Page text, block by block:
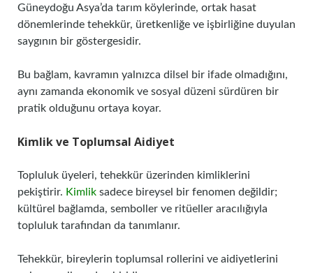
Güneydoğu Asya’da tarım köylerinde, ortak hasat
dönemlerinde tehekkür, üretkenliğe ve işbirliğine duyulan
saygının bir göstergesidir.
Bu bağlam, kavramın yalnızca dilsel bir ifade olmadığını,
aynı zamanda ekonomik ve sosyal düzeni sürdüren bir
pratik olduğunu ortaya koyar.
Kimlik ve Toplumsal Aidiyet
Topluluk üyeleri, tehekkür üzerinden kimliklerini
pekiştirir. Kimlik sadece bireysel bir fenomen değildir;
kültürel bağlamda, semboller ve ritüeller aracılığıyla
topluluk tarafından da tanımlanır.
Tehekkür, bireylerin toplumsal rollerini ve aidiyetlerini